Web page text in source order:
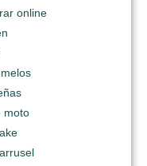
online
moto